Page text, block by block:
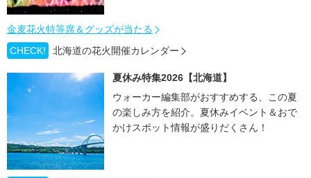
金麦花火特等席＆グッズが当たる
CHECK!
北海道の花火開催カレンダー
夏休み特集2026【北海道】
ウォーカー編集部がおすすめする、この夏
の楽しみ方を紹介。夏休みイベント＆おで
かけスポット情報が盛りだくさん！